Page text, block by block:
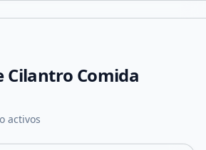
Cilantro Comida
activos